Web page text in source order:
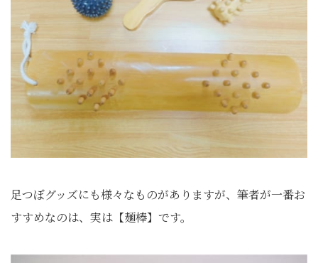
足つぼグッズにも様々なものがありますが、筆者が一番お
すすめなのは、実は【麺棒】です。